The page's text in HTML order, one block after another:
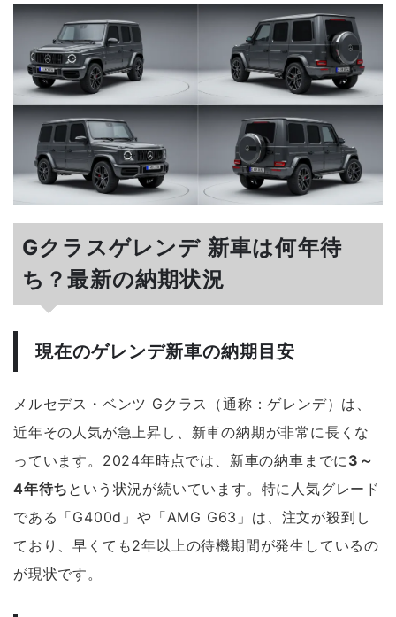
Gクラスゲレンデ 新車は何年待
ち？最新の納期状況
現在のゲレンデ新車の納期目安
メルセデス・ベンツ Gクラス（通称：ゲレンデ）は、
近年その人気が急上昇し、新車の納期が非常に長くな
っています。2024年時点では、新車の納車までに3～
4年待ち という状況が続いています。特に人気グレード
である「G400d」や「AMG G63」は、注文が殺到し
ており、早くても2年以上の待機期間が発生しているの
が現状です。